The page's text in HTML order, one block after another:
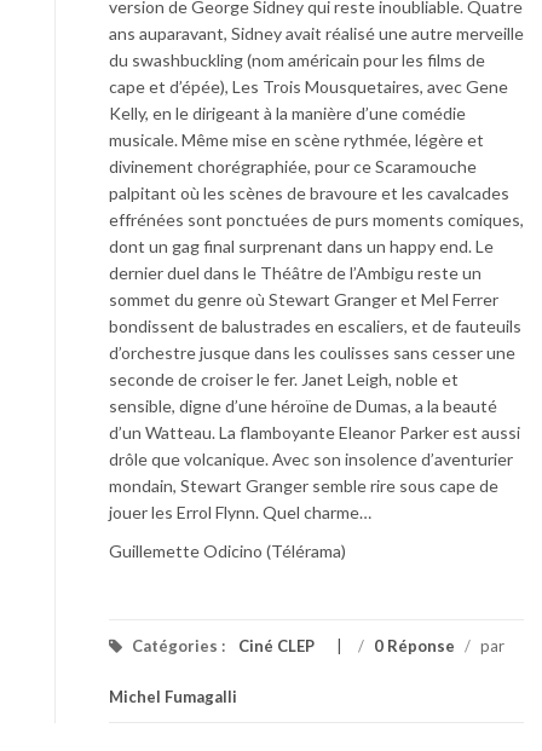
version de George Sidney qui reste inoubliable. Quatre
ans auparavant, Sidney avait réalisé une autre merveille
du swashbuckling (nom américain pour les films de
cape et d’épée), Les Trois Mousquetaires, avec Gene
Kelly, en le dirigeant à la manière d’une comédie
musicale. Même mise en scène rythmée, légère et
divinement chorégraphiée, pour ce Scaramouche
palpitant où les scènes de bravoure et les cavalcades
effrénées sont ponctuées de purs moments comiques,
dont un gag final surprenant dans un happy end. Le
dernier duel dans le Théâtre de l’Ambigu reste un
sommet du genre où Stewart Granger et Mel Ferrer
bondissent de balustrades en escaliers, et de fauteuils
d’orchestre jusque dans les coulisses sans cesser une
seconde de croiser le fer. Janet Leigh, noble et
sensible, digne d’une héroïne de Dumas, a la beauté
d’un Watteau. La flamboyante ­Eleanor Parker est aussi
drôle que volcanique. Avec son insolence d’aventurier
mondain, Stewart Granger semble rire sous cape de
jouer les Errol Flynn. Quel charme…
Guillemette Odicino (Télérama)
Catégories : Ciné CLEP / 0 Réponse / par
Michel Fumagalli